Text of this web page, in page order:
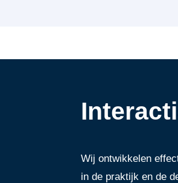
Wij ontwikkelen
in de praktijk en de